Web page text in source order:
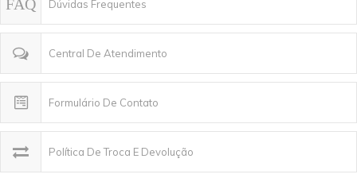
Dúvidas Frequentes
Central De Atendimento
Formulário De Contato
Política De Troca E Devolução